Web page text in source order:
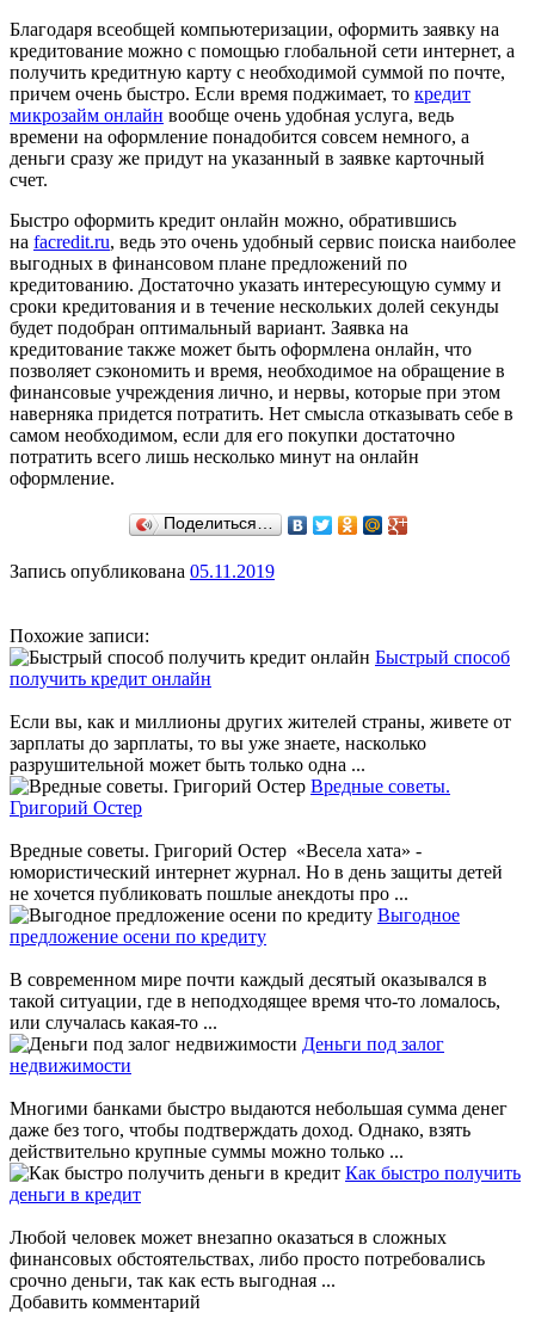
Благодаря всеобщей компьютеризации, оформить заявку на
кредитование можно с помощью глобальной сети интернет, а
получить кредитную карту с необходимой суммой по почте,
причем очень быстро. Если время поджимает, то кредит
микрозайм онлайн вообще очень удобная услуга, ведь
времени на оформление понадобится совсем немного, а
деньги сразу же придут на указанный в заявке карточный
счет.
Быстро оформить кредит онлайн можно, обратившись
на facredit.ru, ведь это очень удобный сервис поиска наиболее
выгодных в финансовом плане предложений по
кредитованию. Достаточно указать интересующую сумму и
сроки кредитования и в течение нескольких долей секунды
будет подобран оптимальный вариант. Заявка на
кредитование также может быть оформлена онлайн, что
позволяет сэкономить и время, необходимое на обращение в
финансовые учреждения лично, и нервы, которые при этом
наверняка придется потратить. Нет смысла отказывать себе в
самом необходимом, если для его покупки достаточно
потратить всего лишь несколько минут на онлайн
оформление.
Поделиться…
Запись опубликована 05.11.2019
Похожие записи:
Быстрый способ
получить кредит онлайн
Если вы, как и миллионы других жителей страны, живете от
зарплаты до зарплаты, то вы уже знаете, насколько
разрушительной может быть только одна ...
Вредные советы.
Григорий Остер
Вредные советы. Григорий Остер «Весела хата» -
юмористический интернет журнал. Но в день защиты детей
не хочется публиковать пошлые анекдоты про ...
Выгодное
предложение осени по кредиту
В современном мире почти каждый десятый оказывался в
такой ситуации, где в неподходящее время что-то ломалось,
или случалась какая-то ...
Деньги под залог
недвижимости
Многими банками быстро выдаются небольшая сумма денег
даже без того, чтобы подтверждать доход. Однако, взять
действительно крупные суммы можно только ...
Как быстро получить
деньги в кредит
Любой человек может внезапно оказаться в сложных
финансовых обстоятельствах, либо просто потребовались
срочно деньги, так как есть выгодная ...
Добавить комментарий